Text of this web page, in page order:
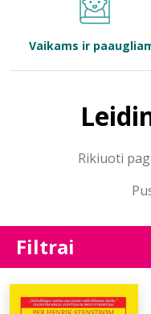
Bibliotekoms
Vaikams ir
Rikiuoti
Filtrai